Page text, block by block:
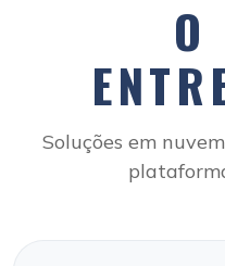
O
Soluções em